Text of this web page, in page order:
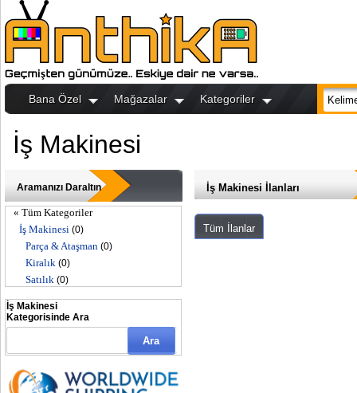
Bana Özel Mağazalar Kategoriler
İş Makinesi
Aramanızı Daraltın
« Tüm Kategoriler
İş Makinesi (0)
Parça & Ataşman (0)
Kiralık (0)
Satılık (0)
İş Makinesi
Kategorisinde Ara
İş Makinesi İlanları
Tüm İlanlar